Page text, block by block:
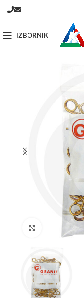
IZBORNIK
Povećajte sliku